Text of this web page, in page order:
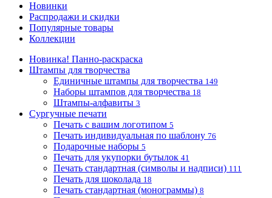
Новинки
Распродажи и скидки
Популярные товары
Коллекции
Новинка! Панно-раскраска
Штампы для творчества
Единичные штампы для творчества 149
Наборы штампов для творчества 18
Штампы-алфавиты 3
Сургучные печати
Печать с вашим логотипом 5
Печать индивидуальная по шаблону 76
Подарочные наборы 5
Печать для укупорки бутылок 41
Печать стандартная (символы и надписи) 111
Печать для шоколада 18
Печать стандартная (монограммы) 8